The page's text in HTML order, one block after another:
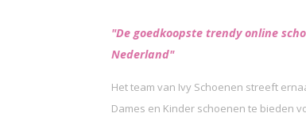
"De goedkoopste trendy online
Nederland"
Het team van Ivy Schoenen streeft
Dames en Kinder schoenen te bieden